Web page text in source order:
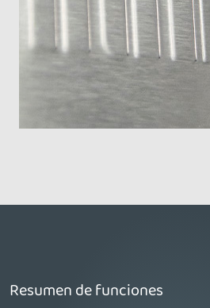
Resumen de funciones